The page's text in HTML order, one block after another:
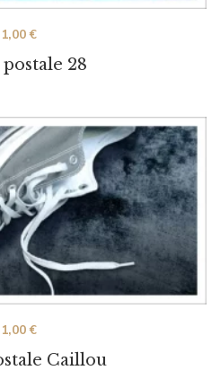
28
1,00€
Caillou
1,00€